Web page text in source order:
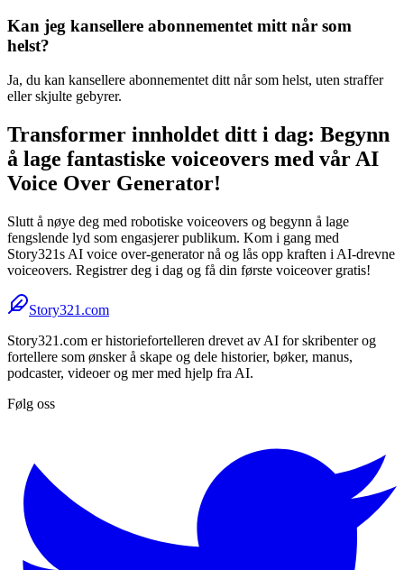
Kan jeg kansellere abonnementet mitt når som
helst?
Ja, du kan kansellere abonnementet ditt når som helst, uten straffer
eller skjulte gebyrer.
Transformer innholdet ditt i dag: Begynn
å lage fantastiske voiceovers med vår AI
Voice Over Generator!
Slutt å nøye deg med robotiske voiceovers og begynn å lage
fengslende lyd som engasjerer publikum. Kom i gang med
Story321s AI voice over-generator nå og lås opp kraften i AI-drevne
voiceovers. Registrer deg i dag og få din første voiceover gratis!
Story321.com
Story321.com er historiefortelleren drevet av AI for skribenter og
fortellere som ønsker å skape og dele historier, bøker, manus,
podcaster, videoer og mer med hjelp fra AI.
Følg oss